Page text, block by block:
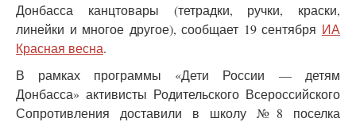
Донбасса канцтовары (тетрадки, ручки, краски,
линейки и многое другое), сообщает 19 сентября ИА
Красная весна.
В рамках программы «Дети России — детям
Донбасса» активисты Родительского Всероссийского
Сопротивления доставили в школу №8 поселка